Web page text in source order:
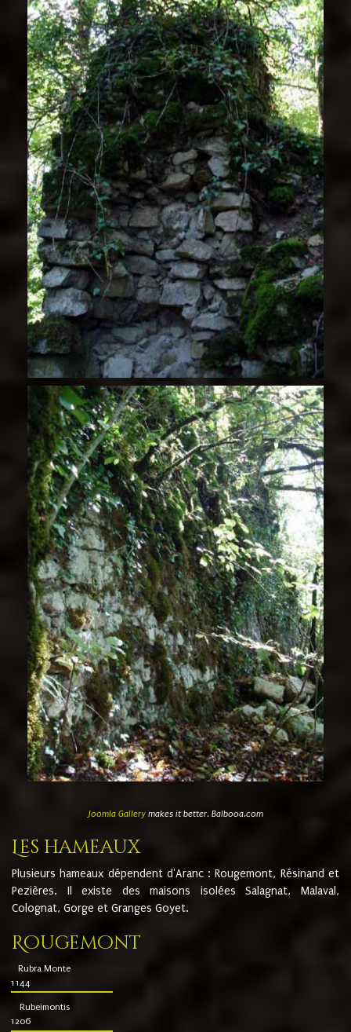
Joomla Gallerymakes it better. Balbooa.com
Les hameaux
Plusieurs hameaux dépendent d'Aranc : Rougemont, Résinand et
Pezières. Il existe des maisons isolées Salagnat, Malaval,
Colognat, Gorge et Granges Goyet.
Rougemont
Rubra Monte
1144
Rubeimontis
1206